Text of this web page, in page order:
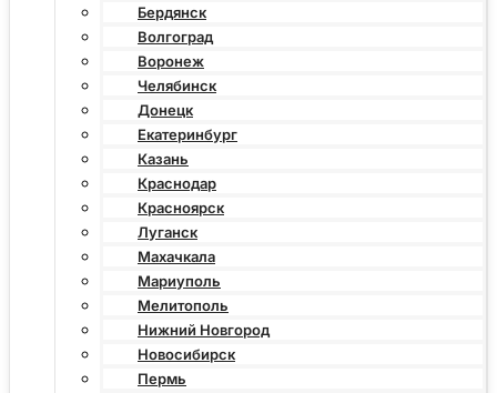
Бердянск
Волгоград
Воронеж
Челябинск
Донецк
Екатеринбург
Казань
Краснодар
Красноярск
Луганск
Махачкала
Мариуполь
Мелитополь
Нижний Новгород
Новосибирск
Пермь